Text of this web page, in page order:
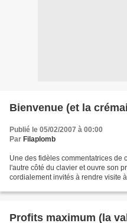
Bienvenue (et la
Publié le 05/02/2007 à 00:00
Par Filaplomb
Une des fidèles commentatrices de
l'autre côté du clavier et ouvre son
cordialement invités à rendre visite
Profits maximum (la